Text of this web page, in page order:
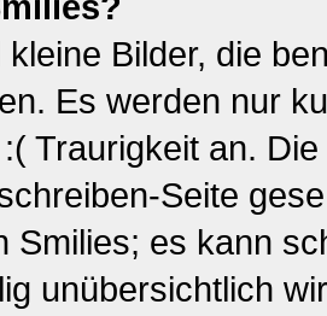
kleine Bilder, die
Es werden nur
Traurigkeit an.
Seite
Smilies; es kann
unübersichtlich